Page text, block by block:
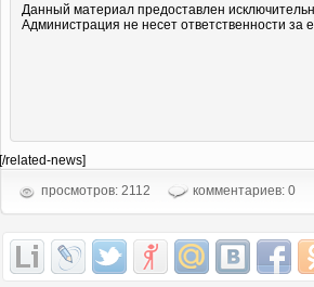
Данный материал предоставлен
Администрация не несет ответственности за
[/related-news]
просмотров: 2112
комментариев: 0